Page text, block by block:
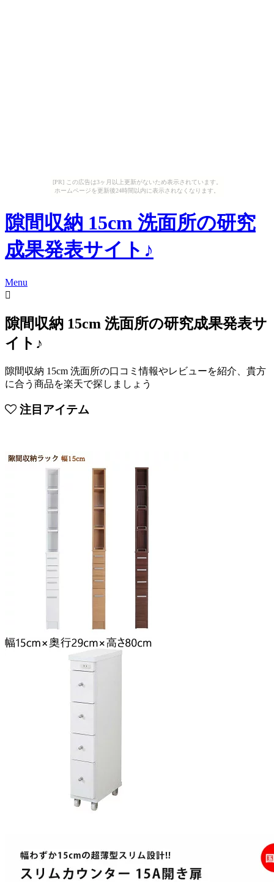
[PR] この広告は3ヶ月以上更新がないため表示されています。
ホームページを更新後24時間以内に表示されなくなります。
隙間収納 15cm 洗面所の研究
成果発表サイト♪
Menu
隙間収納 15cm 洗面所の研究成果発表サ
イト♪
隙間収納 15cm 洗面所の口コミ情報やレビューを紹介、貴方
に合う商品を楽天で探しましょう
注目アイテム